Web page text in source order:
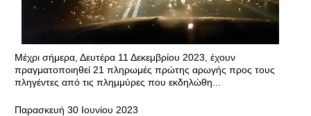
Μέχρι σήμερα, Δευτέρα 11 Δεκεμβρίου 2023, έχουν
πραγματοποιηθεί 21 πληρωμές πρώτης αρωγής προς τους
πληγέντες από τις πλημμύρες που εκδηλώθη...
Παρασκευή 30 Ιουνίου 2023